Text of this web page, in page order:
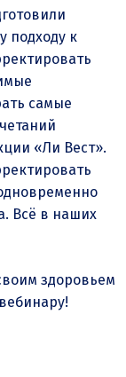
подходу к
самые
«Ли Вест».
Всё в наших
здоровьем